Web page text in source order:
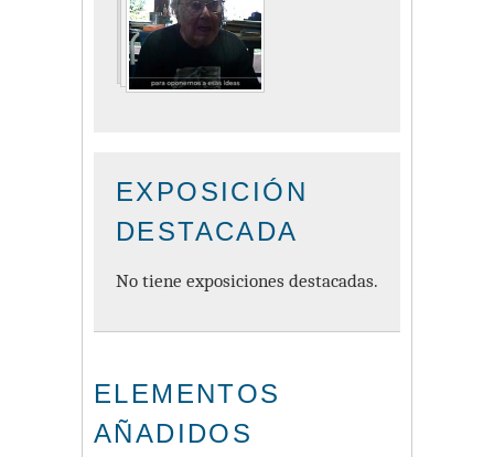
EXPOSICIÓN
DESTACADA
No tiene exposiciones destacadas.
ELEMENTOS
AÑADIDOS